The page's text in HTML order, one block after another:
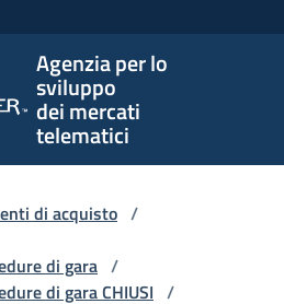
Agenzia per lo
sviluppo
dei mercati
telematici
di acquisto /
di gara /
di gara CHIUSI /